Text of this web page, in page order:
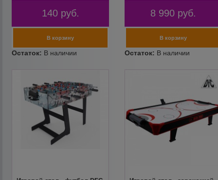
140 руб. 8 990 руб.